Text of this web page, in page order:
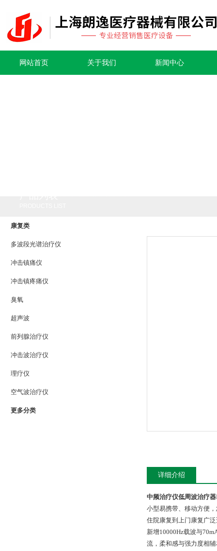
网站首页 关于我们 新闻中心
康复类
多波段光谱治疗仪
冲击镇痛仪
冲击镇疼痛仪
臭氧
超声波
前列腺治疗仪
冲击波治疗仪
理疗仪
空气波治疗仪
更多分类
详细介绍
中频治疗仪低周波治疗
小型易携带、移动方便
住院康复到上门康复广
新增10000Hz载波与
流，柔和感与强力度相